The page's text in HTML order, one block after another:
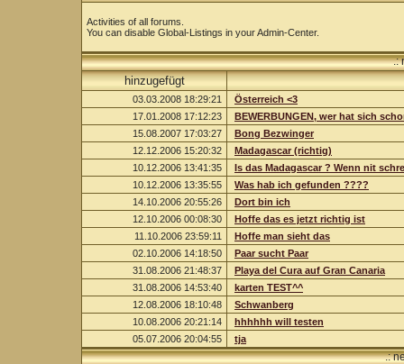
Activities of all forums.
You can disable Global-Listings in your Admin-Center.
.:
hinzugefügt
03.03.2008 18:29:21
Österreich <3
17.01.2008 17:12:23
BEWERBUNGEN, wer hat sich
15.08.2007 17:03:27
Bong Bezwinger
12.12.2006 15:20:32
Madagascar (richtig)
10.12.2006 13:41:35
Is das Madagascar ? Wenn nit
10.12.2006 13:35:55
Was hab ich gefunden ????
14.10.2006 20:55:26
Dort bin ich
12.10.2006 00:08:30
Hoffe das es jetzt richtig ist
11.10.2006 23:59:11
Hoffe man sieht das
02.10.2006 14:18:50
Paar sucht Paar
31.08.2006 21:48:37
Playa del Cura auf Gran Canaria
31.08.2006 14:53:40
karten TEST^^
12.08.2006 18:10:48
Schwanberg
10.08.2006 20:21:14
hhhhhh will testen
05.07.2006 20:04:55
tja
.: